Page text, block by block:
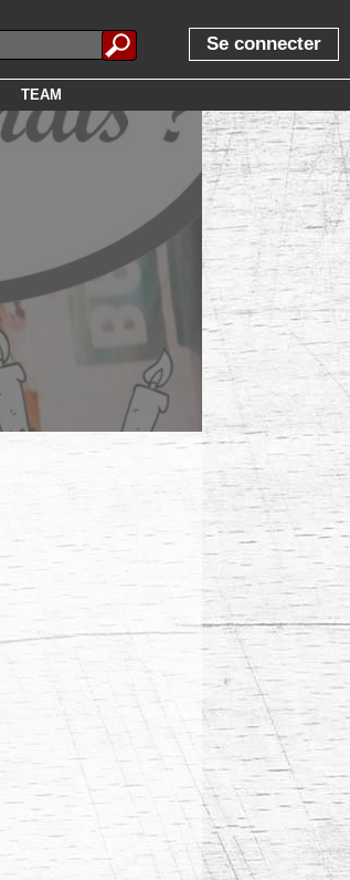
Se connecter
TEAM